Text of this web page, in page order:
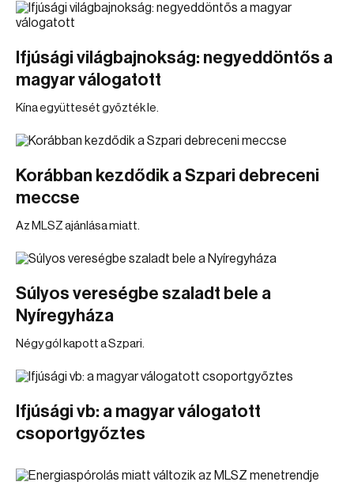
Ifjúsági világbajnokság: negyeddöntős a
magyar válogatott
Kína együttesét győzték le.
Korábban kezdődik a Szpari debreceni
meccse
Az MLSZ ajánlása miatt.
Súlyos vereségbe szaladt bele a
Nyíregyháza
Négy gól kapott a Szpari.
Ifjúsági vb: a magyar válogatott
csoportgyőztes